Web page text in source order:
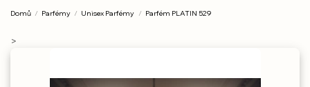
Domů Parfémy Unisex Parfémy Parfém PLATIN 529
>